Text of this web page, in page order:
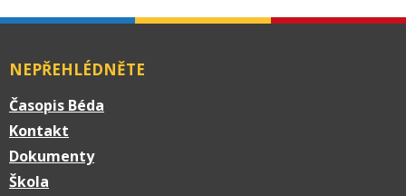
NEPŘEHLÉDNĚTE
Časopis Béda
Kontakt
Dokumenty
Škola